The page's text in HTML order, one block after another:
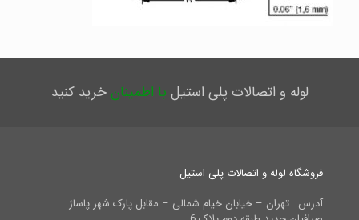
لوله و اتصالات پلی استیل با اطمینانخرید کنید
فروشگاه لوله و اتصالات پلی استیل
آدرس : تهران – خیابان خیام شمالی – مقابل پارک شهر پاساژ